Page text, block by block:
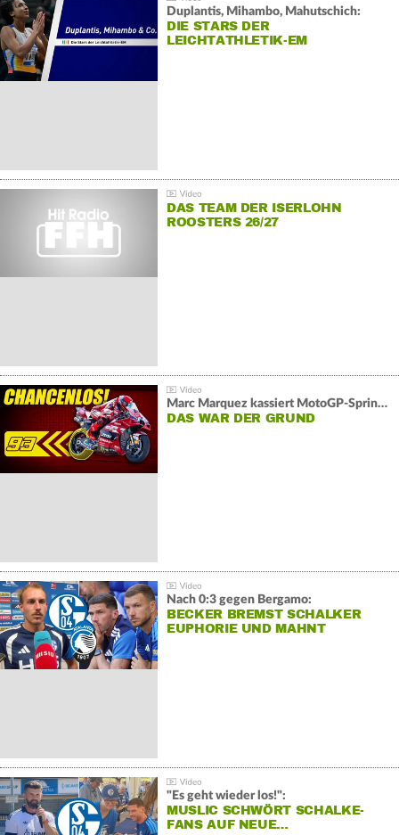
Duplantis, Mihambo, Mahutschich:
DIE STARS DER
LEICHTATHLETIK-EM
DAS TEAM DER ISERLOHN
ROOSTERS 26/27
Marc Marquez kassiert MotoGP-Sprint-Schlappe:
DAS WAR DER GRUND
Nach 0:3 gegen Bergamo:
BECKER BREMST SCHALKER
EUPHORIE UND MAHNT
"Es geht wieder los!":
MUSLIC SCHWÖRT SCHALKE-
FANS AUF NEUE…